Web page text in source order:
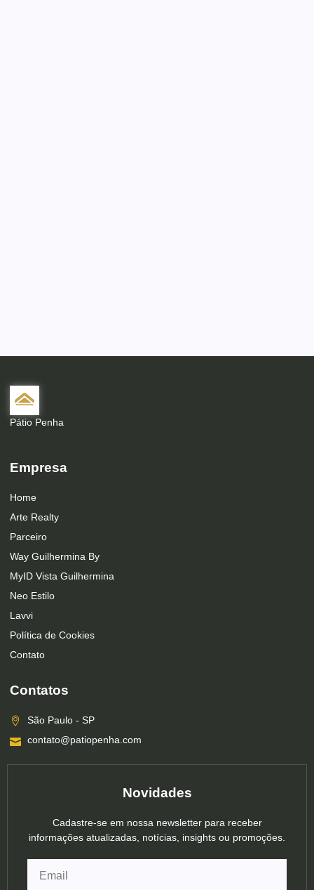
Pátio Penha
Empresa
Home
Arte Realty
Parceiro
Way Guilhermina By
MyID Vista Guilhermina
Neo Estilo
Lavvi
Política de Cookies
Contato
Contatos
São Paulo - SP
contato@patiopenha.com
Novidades
Cadastre-se em nossa newsletter para receber
informações atualizadas, notícias, insights ou promoções.